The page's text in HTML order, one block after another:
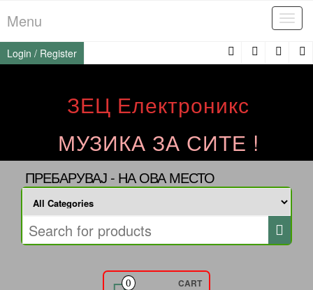
to
the
content
Menu
Login / Register
ЗЕЦ Електроникс
МУЗИКА ЗА СИТЕ !
ПРЕБАРУВАЈ - НА ОВА МЕСТО
0 CART